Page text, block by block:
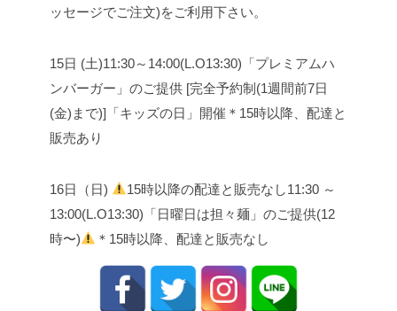
ッセージでご注文)をご利用下さい。
15日 (土)11:30～14:00(L.O13:30) 「プレミアムハ
ンバーガー」のご提供 [完全予約制(1週間前7日
(金)まで)] 「キッズの日」開催 ＊15時以降、配達と
販売あり
16日（日) 15時以降の配達と販売なし11:30 ～
13:00(L.O13:30) 「日曜日は担々麺」のご提供(12
時〜)
＊15時以降、配達と販売なし